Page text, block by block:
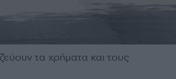
τα χρήματα και τους